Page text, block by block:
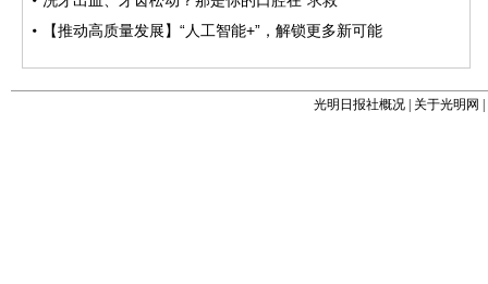
光明日报社概况 关于光明网